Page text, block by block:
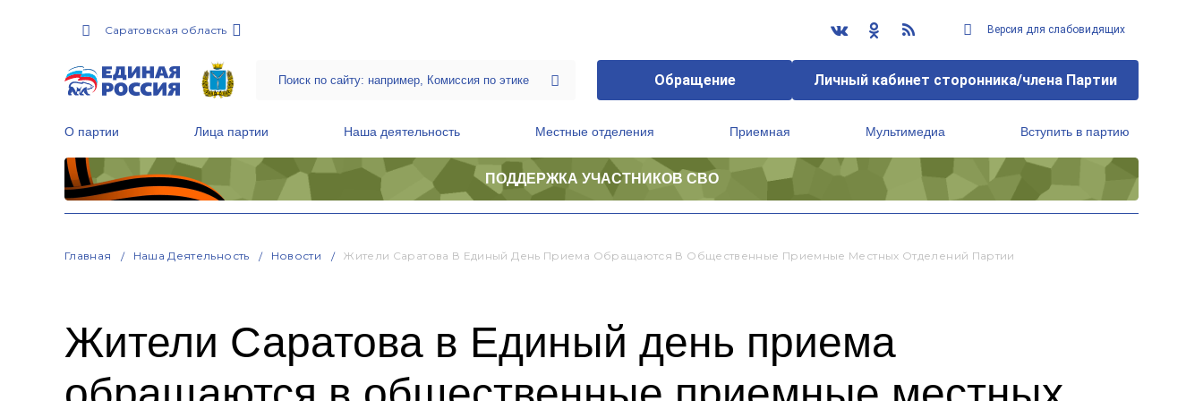
Саратовская область Версия для слабовидящих
Обращение Личный кабинет сторонника/члена Партии
О партии Лица партии Наша деятельность Местные отделения Приемная Мультимедиа Вступить в партию
ПОДДЕРЖКА УЧАСТНИКОВ СВО
Главная Наша Деятельность Новости Жители Саратова В Единый День Приема Обращаются В Общественные Приемные Местных Отделений Партии
Жители Саратова в Единый день приема